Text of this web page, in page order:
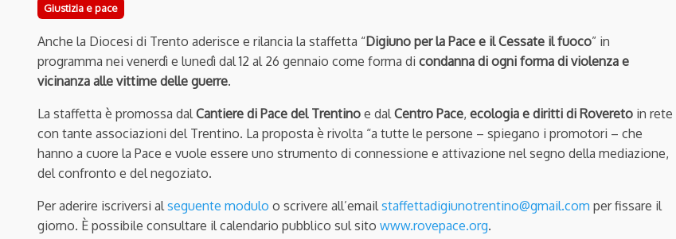
Giustizia e pace
Anche la Diocesi di Trento aderisce e rilancia la staffetta “Digiuno per la Pace e il Cessate ilfuoco” in
programma nei venerdì e lunedì dal 12 al 26 gennaio come forma di condanna di ogni forma di violenza e
vicinanza alle vittime delle guerre.
La staffetta è promossa dalCantiere di Pace del Trentino e dalCentro Pace, ecologia e diritti di Rovereto in rete
con tante associazioni del Trentino. La proposta è rivolta “a tutte le persone – spiegano i promotori – che
hanno a cuore la Pace e vuole essere uno strumento di connessione e attivazione nel segno della mediazione,
del confronto e del negoziato.
Per aderire iscriversi alseguente modulo o scrivere all’emailstaffettadigiunotrentino@gmail.com per fissare il
giorno. È possibile consultare il calendario pubblico sul sito www.rovepace.org.